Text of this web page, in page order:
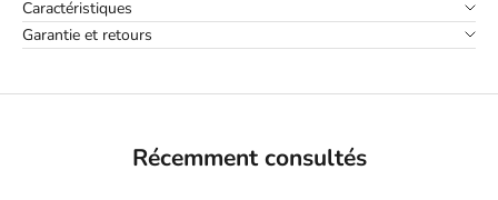
Caractéristiques
Garantie et retours
Récemment consultés